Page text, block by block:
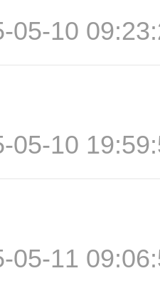
05-10
05-10
05-11